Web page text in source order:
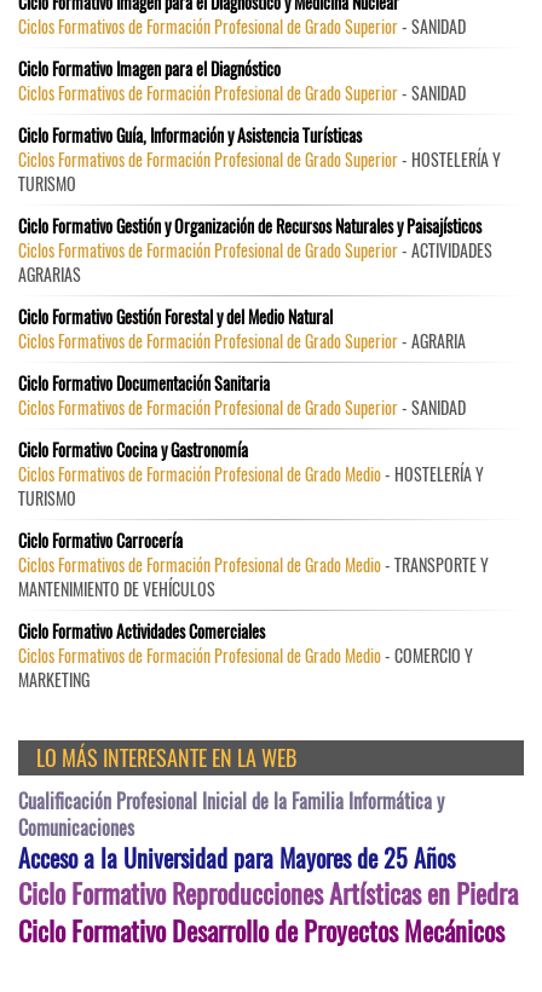
Ciclos Formativos de Formación Profesional de Grado Superior- SANIDAD
Ciclo Formativo Imagen para el Diagnóstico
Ciclos Formativos de Formación Profesional de Grado Superior- SANIDAD
Ciclo Formativo Guía, Información y Asistencia Turísticas
Ciclos Formativos de Formación Profesional de Grado Superior- HOSTELERÍA Y
TURISMO
Ciclo Formativo Gestión y Organización de Recursos Naturales y Paisajísticos
Ciclos Formativos de Formación Profesional de Grado Superior- ACTIVIDADES
AGRARIAS
Ciclo Formativo Gestión Forestal y del Medio Natural
Ciclos Formativos de Formación Profesional de Grado Superior- AGRARIA
Ciclo Formativo Documentación Sanitaria
Ciclos Formativos de Formación Profesional de Grado Superior- SANIDAD
Ciclo Formativo Cocina y Gastronomía
Ciclos Formativos de Formación Profesional de Grado Medio- HOSTELERÍA Y
TURISMO
Ciclo Formativo Carrocería
Ciclos Formativos de Formación Profesional de Grado Medio- TRANSPORTE Y
MANTENIMIENTO DE VEHÍCULOS
Ciclo Formativo Actividades Comerciales
Ciclos Formativos de Formación Profesional de Grado Medio- COMERCIO Y
MARKETING
LO MÁS INTERESANTE EN LA WEB
Cualificación Profesional Inicial de la Familia Informática y
Comunicaciones
Acceso a la Universidad para Mayores de 25 Años
Ciclo Formativo Reproducciones Artísticas en Piedra
Ciclo Formativo Desarrollo de Proyectos Mecánicos